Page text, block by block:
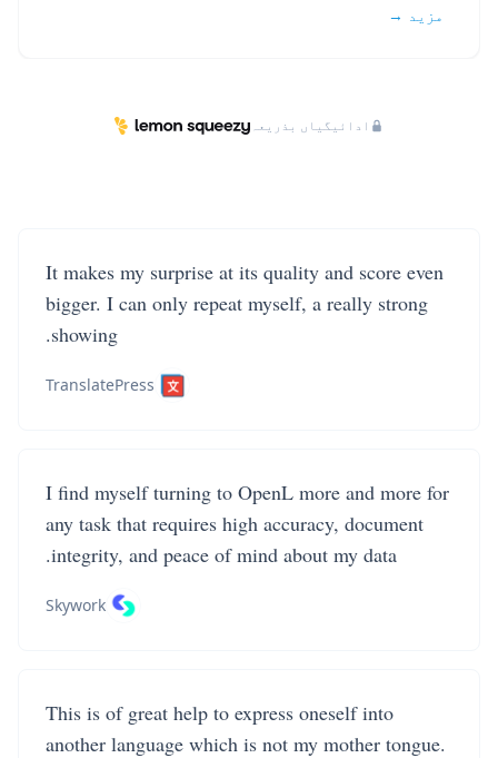
مزید →
ادائیگیاں بذریعہ
It makes my surprise at its quality and score even
bigger. I can only repeat myself, a really strong
showing.
TranslatePress
I find myself turning to OpenL more and more for
any task that requires high accuracy, document
integrity, and peace of mind about my data.
Skywork
This is of great help to express oneself into
another language which is not my mother tongue.